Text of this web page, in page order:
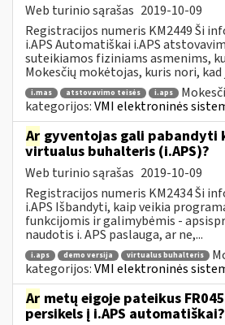
Web turinio sąrašas 2019-10-09
Registracijos numeris KM2449 Ši
i.APS Automatiškai i.APS
suteikiamos fiziniams asmenims,
Mokesčių mokėtojas, kuris nori, kad
i.mas atstovavimo teisės i.aps
kategorijos:VMI elektroninės
Ar gyventojas gali pabandyti
virtualus buhalteris (i.APS)?
Web turinio sąrašas 2019-10-09
Registracijos numeris KM2434 Ši
i.APS Išbandyti, kaip veikia
funkcijomis ir galimybėmis -
naudotis i. APS paslauga, ar ne,...
i.aps demo versija virtualus buhalteris
kategorijos:VMI elektroninės
Ar metų eigoje pateikus
persikels į i.APS automatiškai?